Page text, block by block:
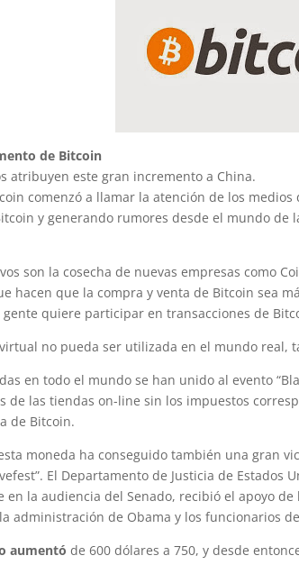
de Bitcoin
atribuyen este gran incremento a China.
comenzó a llamar la atención de los
y generando rumores desde el mundo de
son la cosecha de nuevas empresas como
hacen que la compra y venta de Bitcoin sea
gente quiere participar en transacciones de
no pueda ser utilizada en el mundo real,
en todo el mundo se han unido al evento
de las tiendas on-line sin los impuestos
de Bitcoin.
moneda ha conseguido también una gran
El Departamento de Justicia de
en la audiencia del Senado, recibió el apoyo
administración de Obama y los funcionarios
aumentó de 600 dólares a 750, y desde